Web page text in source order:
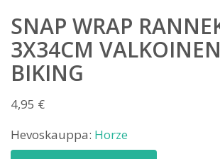
SNAP WRAP
3X34CM VALKOINEN
BIKING
4,95 €
Hevoskauppa: Horze